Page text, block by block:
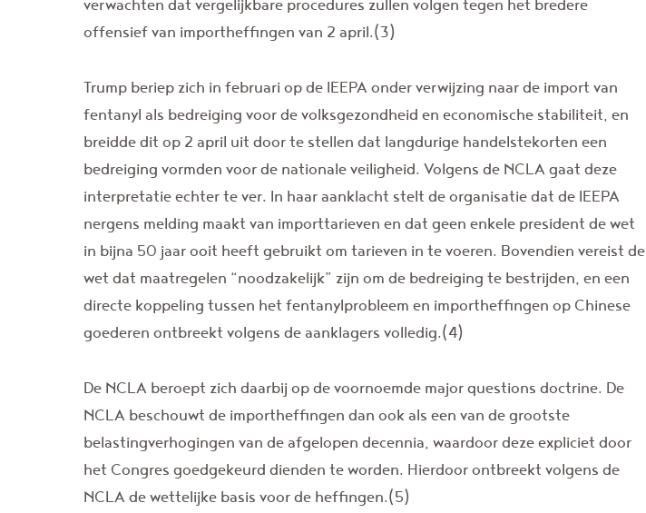
verwachten dat vergelijkbare procedures zullen volgen tegen het bredere
offensief van importheffingen van 2 april.(3)
Trump beriep zich in februari op de IEEPA onder verwijzing naar de import van
fentanyl als bedreiging voor de volksgezondheid en economische stabiliteit, en
breidde dit op 2 april uit door te stellen dat langdurige handelstekorten een
bedreiging vormden voor de nationale veiligheid. Volgens de NCLA gaat deze
interpretatie echter te ver. In haar aanklacht stelt de organisatie dat de IEEPA
nergens melding maakt van importtarieven en dat geen enkele president de wet
in bijna 50 jaar ooit heeft gebruikt om tarieven in te voeren. Bovendien vereist de
wet dat maatregelen “noodzakelijk” zijn om de bedreiging te bestrijden, en een
directe koppeling tussen het fentanylprobleem en importheffingen op Chinese
goederen ontbreekt volgens de aanklagers volledig.(4)
De NCLA beroept zich daarbij op de voornoemde major questions doctrine. De
NCLA beschouwt de importheffingen dan ook als een van de grootste
belastingverhogingen van de afgelopen decennia, waardoor deze expliciet door
het Congres goedgekeurd dienden te worden. Hierdoor ontbreekt volgens de
NCLA de wettelijke basis voor de heffingen.(5)